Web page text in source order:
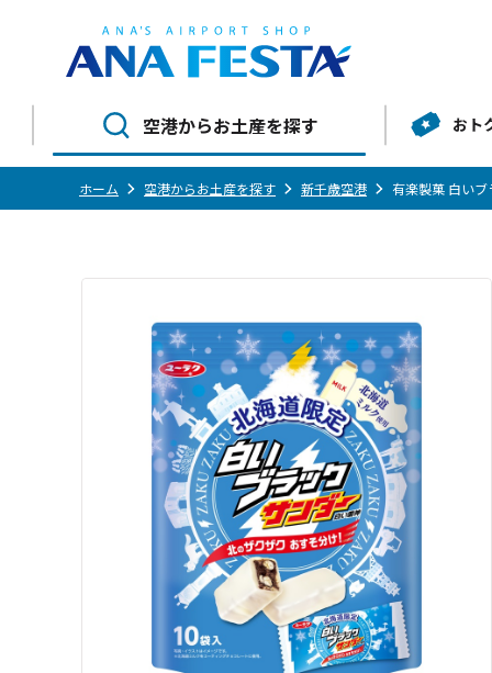
空港からお土産を探す おト
ホーム 空港からお土産を探す 新千歳空港 有楽製菓 白い